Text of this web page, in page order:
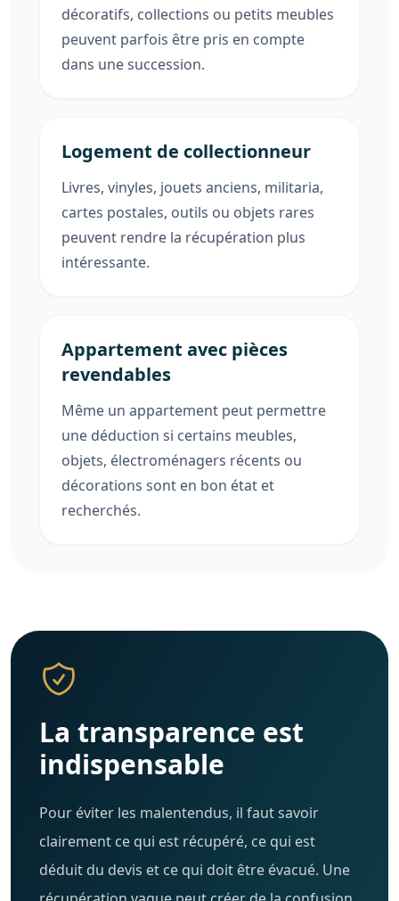
décoratifs, collections ou petits meubles
peuvent parfois être pris en compte
dans une succession.
Logement de collectionneur
Livres, vinyles, jouets anciens, militaria,
cartes postales, outils ou objets rares
peuvent rendre la récupération plus
intéressante.
Appartement avec pièces
revendables
Même un appartement peut permettre
une déduction si certains meubles,
objets, électroménagers récents ou
décorations sont en bon état et
recherchés.
La transparence est
indispensable
Pour éviter les malentendus, il faut savoir
clairement ce qui est récupéré, ce qui est
déduit du devis et ce qui doit être évacué. Une